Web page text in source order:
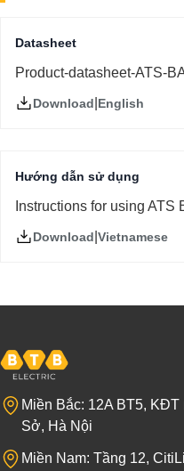
Datasheet
Product-datasheet-ATS-
Download English
Hướng dẫn sử dụng
Instructions for using ATS
Download Vietnamese
Miền Bắc: 12A BT5,
Sở, Hà Nội
Miền Nam: Tầng 12,